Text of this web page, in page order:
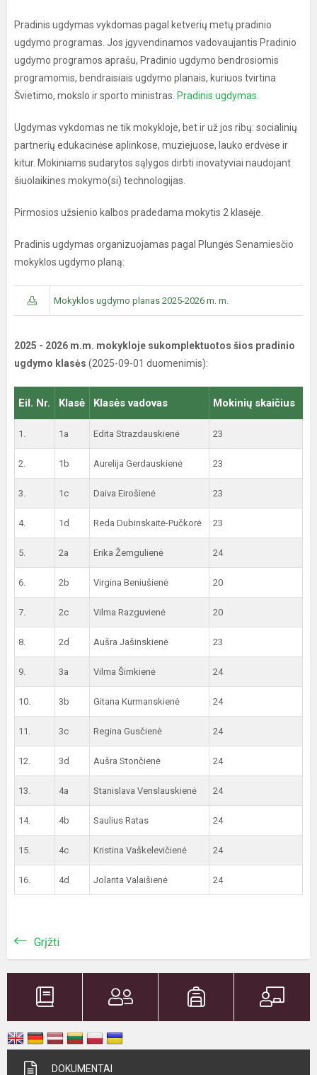
Pradinis ugdymas vykdomas pagal ketverių metų pradinio
ugdymo programas. Jos įgyvendinamos vadovaujantis Pradinio
ugdymo programos aprašu, Pradinio ugdymo bendrosiomis
programomis, bendraisiais ugdymo planais, kuriuos tvirtina
Švietimo, mokslo ir sporto ministras. Pradinis ugdymas.
Ugdymas vykdomas ne tik mokykloje, bet ir už jos ribų: socialinių
partnerių edukacinėse aplinkose, muziejuose, lauko erdvėse ir
kitur. Mokiniams sudarytos sąlygos dirbti inovatyviai naudojant
šiuolaikines mokymo(si) technologijas.
Pirmosios užsienio kalbos pradedama mokytis 2 klasėje.
Pradinis ugdymas organizuojamas pagal Plungės Senamiesčio
mokyklos ugdymo planą:
Mokyklos ugdymo planas 2025-2026 m. m.
2025 - 2026 m.m. mokykloje sukomplektuotos šios pradinio
ugdymo klasės (2025-09-01 duomenimis):
Eil. Nr. Klasė Klasės vadovas Mokinių skaičius
1. 1a Edita Strazdauskienė 23
2. 1b Aurelija Gerdauskienė 23
3. 1c Daiva Eirošienė 23
4. 1d Reda Dubinskaitė-Pučkorė 23
5. 2a Erika Žemgulienė 24
6. 2b Virgina Beniušienė 20
7. 2c Vilma Razguvienė 20
8. 2d Aušra Jašinskienė 23
9. 3a Vilma Šimkienė 24
10. 3b Gitana Kurmanskienė 24
11. 3c Regina Gusčienė 24
12. 3d Aušra Stončienė 24
13. 4a Stanislava Venslauskienė 24
14. 4b Saulius Ratas 24
15. 4c Kristina Vaškelevičienė 24
16. 4d Jolanta Valaišienė 24
Grįžti
DOKUMENTAI